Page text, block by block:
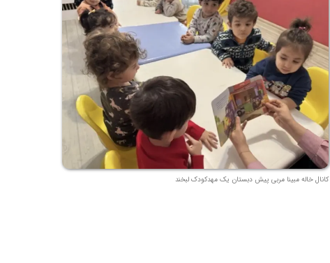
کانال خاله مبینا مربی پیش دبستان یک مهدکودک لبخند